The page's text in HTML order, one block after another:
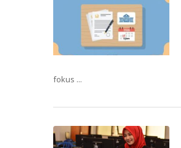
fokus ...